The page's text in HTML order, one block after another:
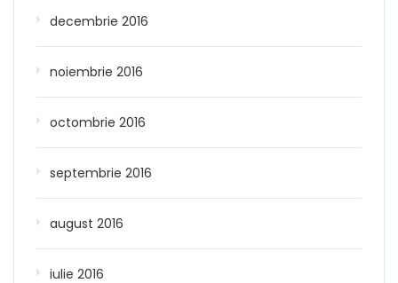
decembrie 2016
noiembrie 2016
octombrie 2016
septembrie 2016
august 2016
iulie 2016